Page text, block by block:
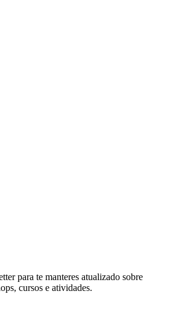
para te manteres atualizado sobre
cursos e atividades.